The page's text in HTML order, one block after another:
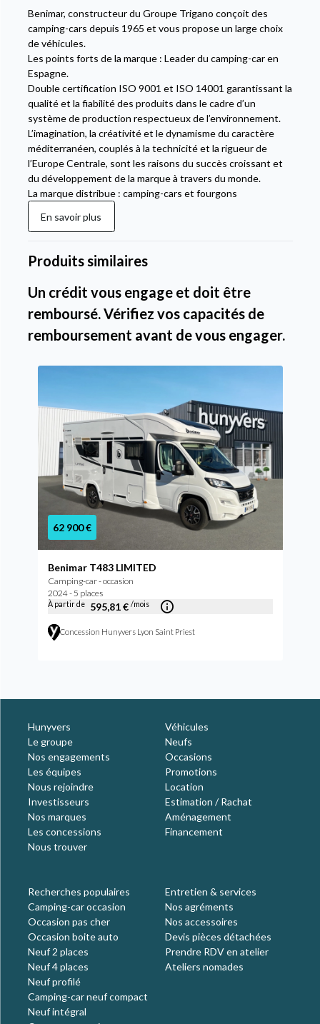
Benimar, constructeur du Groupe Trigano conçoit des
camping-cars depuis 1965 et vous propose un large choix
de véhicules.
Les points forts de la marque : Leader du camping-car en
Espagne.
Double certification ISO 9001 et ISO 14001 garantissant la
qualité et la fiabilité des produits dans le cadre d’un
système de production respectueux de l’environnement.
L’imagination, la créativité et le dynamisme du caractère
méditerranéen, couplés à la technicité et la rigueur de
l’Europe Centrale, sont les raisons du succès croissant et
du développement de la marque à travers du monde.
La marque distribue : camping-cars et fourgons
En savoir plus
Produits similaires
Un crédit vous engage et doit être
remboursé. Vérifiez vos capacités de
remboursement avant de vous engager.
62 900 €
Benimar T483 LIMITED
Camping-car - occasion
2024 - 5 places
À partir de 595,81 € /mois
Concession Hunyvers Lyon Saint Priest
Hunyvers
Le groupe
Nos engagements
Les équipes
Nous rejoindre
Investisseurs
Nos marques
Les concessions
Nous trouver
Véhicules
Neufs
Occasions
Promotions
Location
Estimation / Rachat
Aménagement
Financement
Recherches populaires
Camping-car occasion
Occasion pas cher
Occasion boite auto
Neuf 2 places
Neuf 4 places
Neuf profilé
Camping-car neuf compact
Neuf intégral
Entretien & services
Nos agréments
Nos accessoires
Devis pièces détachées
Prendre RDV en atelier
Ateliers nomades